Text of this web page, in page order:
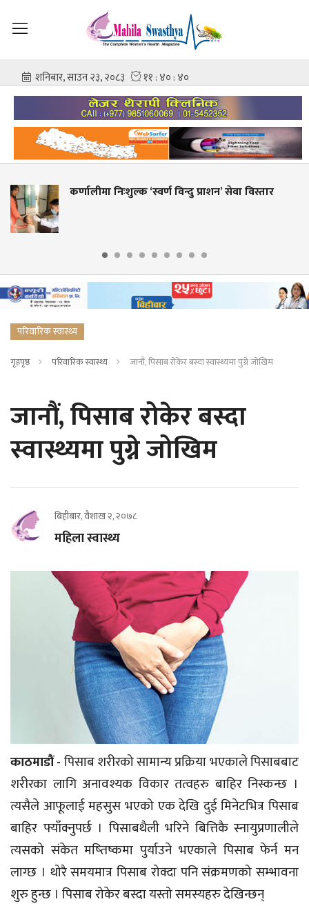
विन्दु प्राशन’ सेवा विस्तार
शहीद गंगालाल
परिवारिक स्वास्थ्य
गृहपृष्ठ परिवारिक स्वास्थ्य जानौं, पिसाब रोकेर बस्दा स्वास्थ्यमा पुग्ने जोखिम
जानौं, पिसाब रोकेर बस्दा
स्वास्थ्यमा पुग्ने जोखिम
बिहीबार, वैशाख २, २०७८
महिला स्वास्थ्य
काठमाडौं -पिसाब शरीरको सामान्य प्रक्रिया भएकाले पिसाबबाट
शरीरका लागि अनावश्यक विकार तत्वहरु बाहिर निस्कन्छ ।
त्यसैले आफूलाई महसुस भएको एक देखि दुई मिनेटभित्र पिसाब
बाहिर फ्याँक्नुपर्छ । पिसाबथैली भरिने बित्तिकै स्नायुप्रणालीले
त्यसको संकेत मष्तिष्कमा पुर्याउने भएकाले पिसाब फेर्न मन
लाग्छ । थोरै समयमात्र पिसाब रोक्दा पनि संक्रमणको सम्भावना
शुरु हुन्छ । पिसाब रोकेर बस्दा यस्तो समस्यहरु देखिन्छन्